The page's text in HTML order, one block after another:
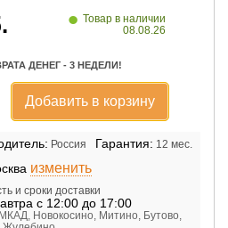
• Товар в наличии
08.08.26
ДЕНЕГ - 3 НЕДЕЛИ!
Добавить в корзину
Россия Гарантия: 12 мес.
изменить
и сроки доставки
с 12:00 до 17:00
Новокосино, Митино, Бутово,